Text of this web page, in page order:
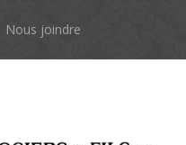
Nous joindre